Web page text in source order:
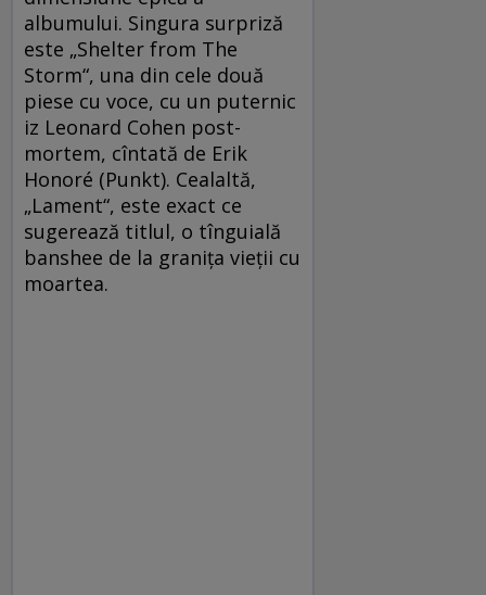
albumului. Singura surpriză
este „Shelter from The
Storm“, una din cele două
piese cu voce, cu un puternic
iz Leonard Cohen post-
mortem, cîntată de Erik
Honoré (Punkt). Cealaltă,
„Lament“, este exact ce
sugerează titlul, o tînguială
banshee de la graniţa vieţii cu
moartea.